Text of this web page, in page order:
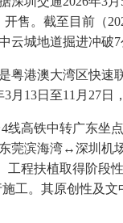
售。截至目前（
云城地道掘进冲
港澳大湾区快速
月13日至11月27
线高铁中转广东
海湾↔深圳机场
工程扶植取得阶段
工。其原创性及